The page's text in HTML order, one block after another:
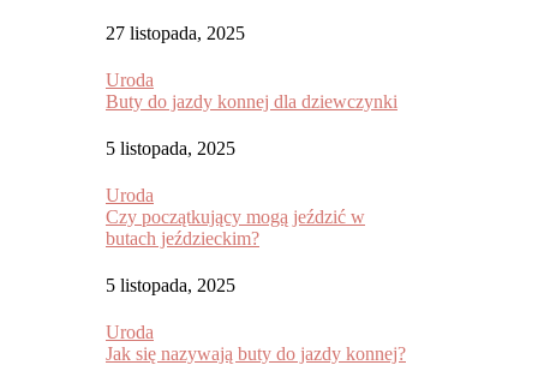
27 listopada, 2025
Uroda
Buty do jazdy konnej dla dziewczynki
5 listopada, 2025
Uroda
Czy początkujący mogą jeździć w
butach jeździeckim?
5 listopada, 2025
Uroda
Jak się nazywają buty do jazdy konnej?